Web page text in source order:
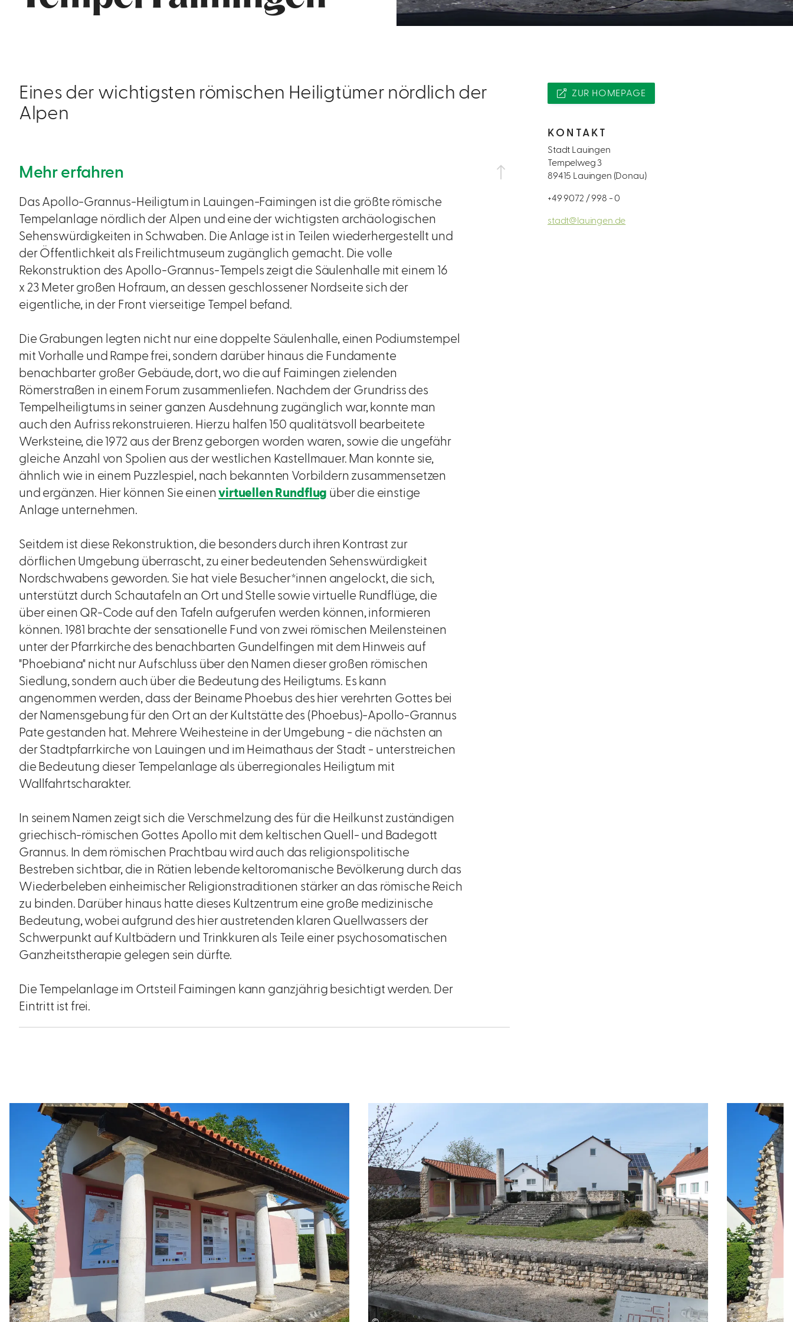
Eines der wichtigsten römischen Heiligtümer nördlich der
Alpen
Mehr erfahren
Das Apollo-Grannus-Heiligtum in Lauingen-Faimingen ist die größte römische
Tempelanlage nördlich der Alpen und eine der wichtigsten archäologischen
Sehenswürdigkeiten in Schwaben. Die Anlage ist in Teilen wiederhergestellt und
der Öffentlichkeit als Freilichtmuseum zugänglich gemacht. Die volle
Rekonstruktion des Apollo-Grannus-Tempels zeigt die Säulenhalle mit einem 16
x 23 Meter großen Hofraum, an dessen geschlossener Nordseite sich der
eigentliche, in der Front vierseitige Tempel befand.
Die Grabungen legten nicht nur eine doppelte Säulenhalle, einen Podiumstempel
mit Vorhalle und Rampe frei, sondern darüber hinaus die Fundamente
benachbarter großer Gebäude, dort, wo die auf Faimingen zielenden
Römerstraßen in einem Forum zusammenliefen. Nachdem der Grundriss des
Tempelheiligtums in seiner ganzen Ausdehnung zugänglich war, konnte man
auch den Aufriss rekonstruieren. Hierzu halfen 150 qualitätsvoll bearbeitete
Werksteine, die 1972 aus der Brenz geborgen worden waren, sowie die ungefähr
gleiche Anzahl von Spolien aus der westlichen Kastellmauer. Man konnte sie,
ähnlich wie in einem Puzzlespiel, nach bekannten Vorbildern zusammensetzen
und ergänzen. Hier können Sie einenvirtuellen Rundflug über die einstige
Anlage unternehmen.
Seitdem ist diese Rekonstruktion, die besonders durch ihren Kontrast zur
dörflichen Umgebung überrascht, zu einer bedeutenden Sehenswürdigkeit
Nordschwabens geworden. Sie hat viele Besucher*innen angelockt, die sich,
unterstützt durch Schautafeln an Ort und Stelle sowie virtuelle Rundflüge, die
über einen QR-Code auf den Tafeln aufgerufen werden können, informieren
können. 1981 brachte der sensationelle Fund von zwei römischen Meilensteinen
unter der Pfarrkirche des benachbarten Gundelfingen mit dem Hinweis auf
"Phoebiana" nicht nur Aufschluss über den Namen dieser großen römischen
Siedlung, sondern auch über die Bedeutung des Heiligtums. Es kann
angenommen werden, dass der Beiname Phoebus des hier verehrten Gottes bei
der Namensgebung für den Ort an der Kultstätte des (Phoebus)-Apollo-Grannus
Pate gestanden hat. Mehrere Weihesteine in der Umgebung - die nächsten an
der Stadtpfarrkirche von Lauingen und im Heimathaus der Stadt - unterstreichen
die Bedeutung dieser Tempelanlage als überregionales Heiligtum mit
Wallfahrtscharakter.
In seinem Namen zeigt sich die Verschmelzung des für die Heilkunst zuständigen
griechisch-römischen Gottes Apollo mit dem keltischen Quell- und Badegott
Grannus. In dem römischen Prachtbau wird auch das religionspolitische
Bestreben sichtbar, die in Rätien lebende keltoromanische Bevölkerung durch das
Wiederbeleben einheimischer Religionstraditionen stärker an das römische Reich
zu binden. Darüber hinaus hatte dieses Kultzentrum eine große medizinische
Bedeutung, wobei aufgrund des hier austretenden klaren Quellwassers der
Schwerpunkt auf Kultbädern und Trinkkuren als Teile einer psychosomatischen
Ganzheitstherapie gelegen sein dürfte.
Die Tempelanlage im Ortsteil Faimingen kann ganzjährig besichtigt werden. Der
Eintritt ist frei.
ZUR HOMEPAGE
KONTAKT
Stadt Lauingen
Tempelweg 3
89415 Lauingen (Donau)
+49 9072 / 998 - 0
stadt@lauingen.de